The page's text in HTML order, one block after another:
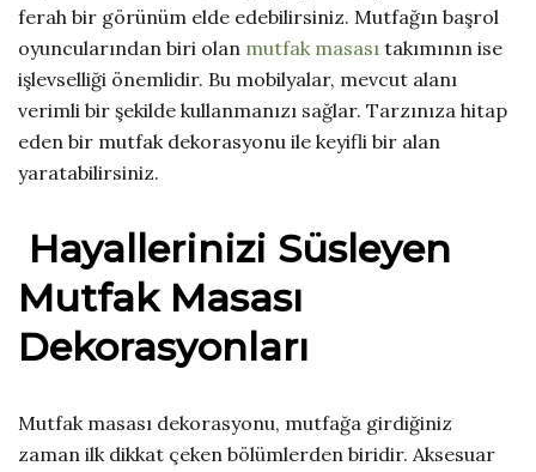
ferah bir görünüm elde edebilirsiniz. Mutfağın başrol
oyuncularından biri olan mutfak masası takımının ise
işlevselliği önemlidir. Bu mobilyalar, mevcut alanı
verimli bir şekilde kullanmanızı sağlar. Tarzınıza hitap
eden bir mutfak dekorasyonu ile keyifli bir alan
yaratabilirsiniz.
Hayallerinizi Süsleyen
Mutfak Masası
Dekorasyonları
Mutfak masası dekorasyonu, mutfağa girdiğiniz
zaman ilk dikkat çeken bölümlerden biridir. Aksesuar